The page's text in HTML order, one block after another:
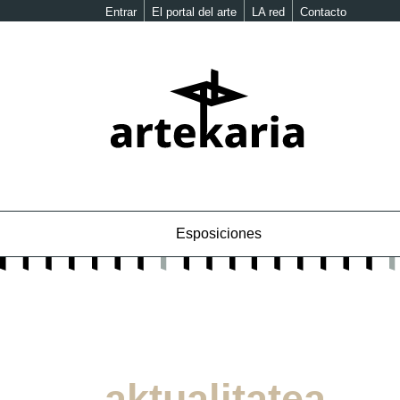
Entrar El portal del arte LA red Contacto
Esposiciones